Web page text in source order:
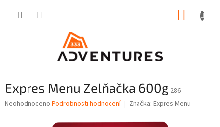
Expres Menu Zelňačka 600g 286
Průměrné
Neohodnoceno Podrobnosti hodnocení Značka: Expres Menu